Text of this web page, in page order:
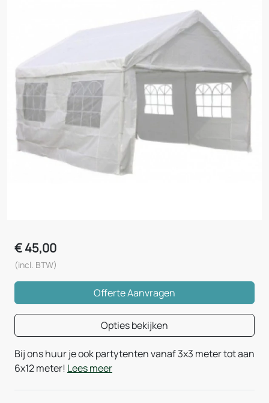
€45,00
(incl. BTW)
Offerte Aanvragen
Opties bekijken
Bij ons huur je ook partytenten vanaf 3x3 meter tot aan
6x12 meter! Lees meer